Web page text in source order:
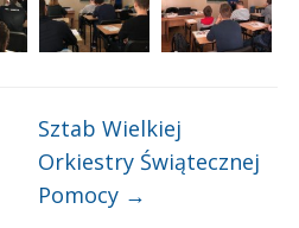
Sztab Wielkiej
Orkiestry Świątecznej
Pomocy →